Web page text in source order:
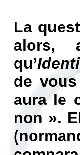
La
alors,
qu’
de
aura le
non ».